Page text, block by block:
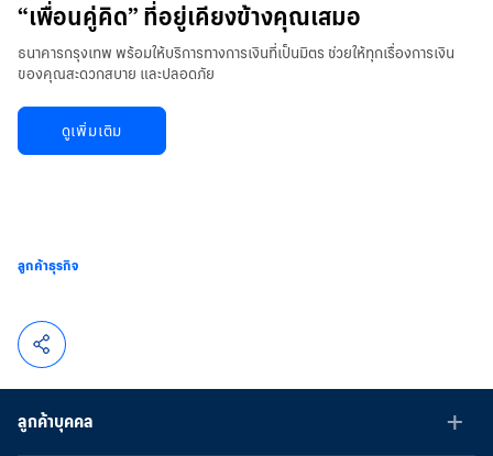
“เพื่อนคู่คิด” ที่อยู่เคียงข้างคุณเสมอ
ธนาคารกรุงเทพ พร้อมให้บริการทางการเงินที่เป็นมิตร ช่วยให้ทุกเรื่องการเงิน
ของคุณสะดวกสบาย และปลอดภัย
ดูเพิ่มเติม
ลูกค้าธุรกิจ
ลูกค้าบุคคล